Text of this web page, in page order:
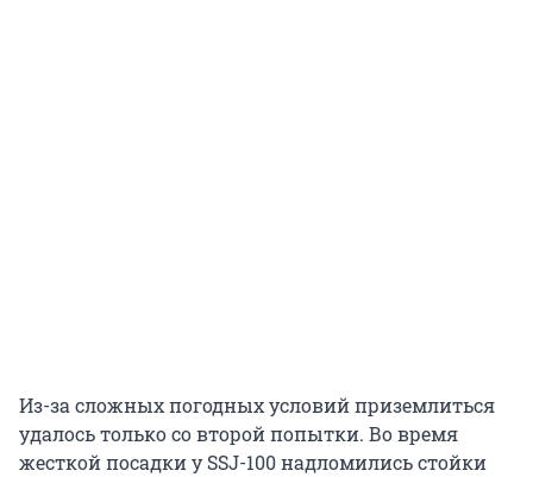
Из-за сложных погодных условий приземлиться
удалось только со второй попытки. Во время
жесткой посадки у SSJ-100 надломились стойки